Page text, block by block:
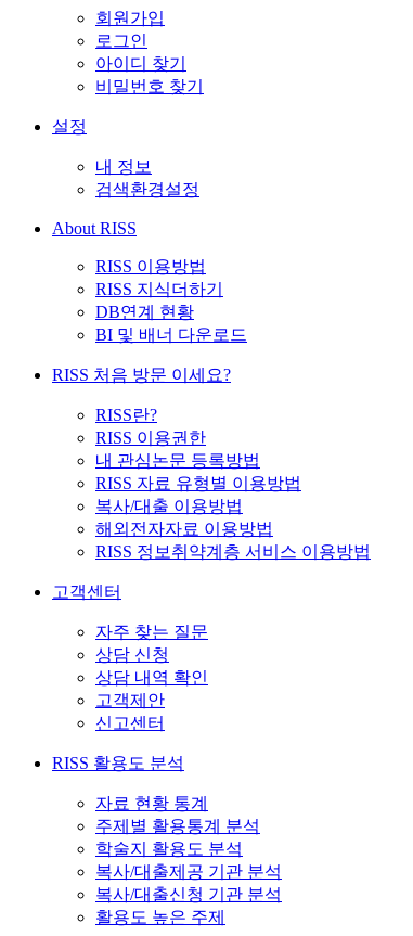
회원가입
로그인
아이디 찾기
비밀번호 찾기
설정
내 정보
검색환경설정
About RISS
RISS 이용방법
RISS 지식더하기
DB연계 현황
BI 및 배너 다운로드
RISS 처음 방문 이세요?
RISS란?
RISS 이용권한
내 관심논문 등록방법
RISS 자료 유형별 이용방법
복사/대출 이용방법
해외전자자료 이용방법
RISS 정보취약계층 서비스 이용방법
고객센터
자주 찾는 질문
상담 신청
상담 내역 확인
고객제안
신고센터
RISS 활용도 분석
자료 현황 통계
주제별 활용통계 분석
학술지 활용도 분석
복사/대출제공 기관 분석
복사/대출신청 기관 분석
활용도 높은 주제